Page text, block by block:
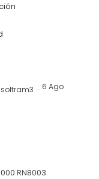
· 6 Ago
RN8003.